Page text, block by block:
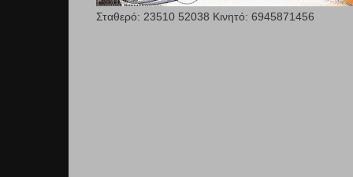
Σταθερό: 23510 52038 Κινητό: 6945871456